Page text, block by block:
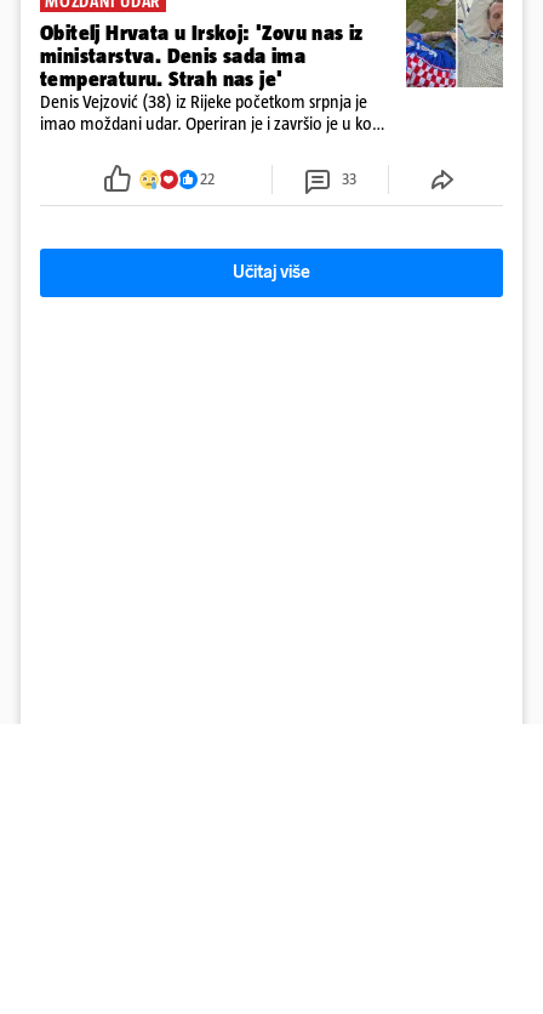
Obitelj Hrvata u Irskoj: 'Zovu nas iz
ministarstva. Denis sada ima
temperaturu. Strah nas je'
Denis Vejzović (38) iz Rijeke početkom srpnja je
imao moždani udar. Operiran je i završio je u komi.
tamošnji liječnici ne vjeruju u oporavak: 'Imamo
22 33
Učitaj više